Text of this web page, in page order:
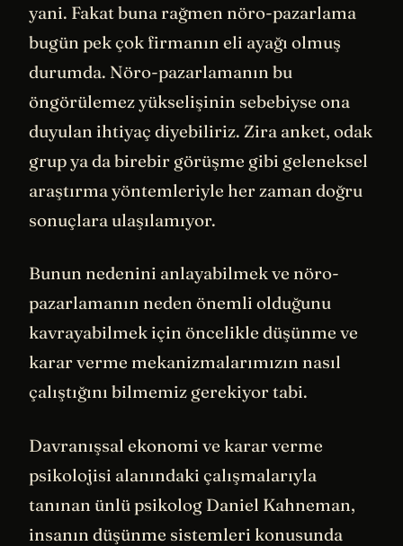
yani. Fakat buna rağmen nöro-pazarlama
bugün pek çok firmanın eli ayağı olmuş
durumda. Nöro-pazarlamanın bu
öngörülemez yükselişinin sebebiyse ona
duyulan ihtiyaç diyebiliriz. Zira anket, odak
grup ya da birebir görüşme gibi geleneksel
araştırma yöntemleriyle her zaman doğru
sonuçlara ulaşılamıyor.
Bunun nedenini anlayabilmek ve nöro-
pazarlamanın neden önemli olduğunu
kavrayabilmek için öncelikle düşünme ve
karar verme mekanizmalarımızın nasıl
çalıştığını bilmemiz gerekiyor tabi.
Davranışsal ekonomi ve karar verme
psikolojisi alanındaki çalışmalarıyla
tanınan ünlü psikolog Daniel Kahneman,
insanın düşünme sistemleri konusunda